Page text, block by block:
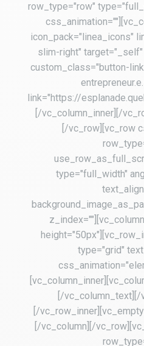
row_type="row"
icon_pack="linea_icons"
slim-right"
custom_class="button-
link="https://
[/vc_column_inner][/
[/vc_row][vc_row
type="full_width"
type="grid"
[/vc_column_text][/
[/
[/vc_column][/